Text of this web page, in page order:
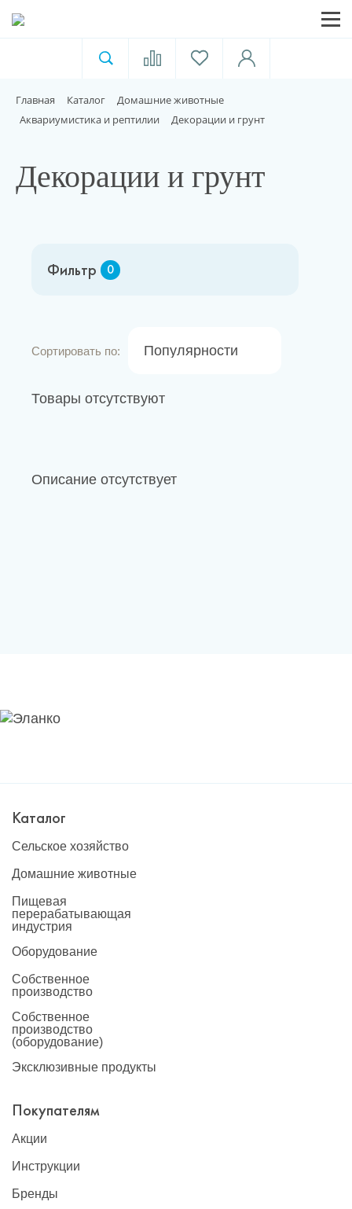
Для пищевой индустрии
Каталог
Новости
Каталог материалов
Контакты
Главная Каталог
Домашние животные
Аквариумистика и рептилии
Декорации и грунт
Декорации и грунт
Фильтр 0
Сортировать по: Популярности
Товары отсутствуют
Описание отсутствует
Каталог
Сельское хозяйство
Домашние животные
Пищевая
перерабатывающая
индустрия
Оборудование
Собственное
производство
Собственное
производство
(оборудование)
Эксклюзивные продукты
Покупателям
Акции
Инструкции
Бренды